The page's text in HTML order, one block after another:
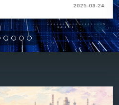
2025-03-24